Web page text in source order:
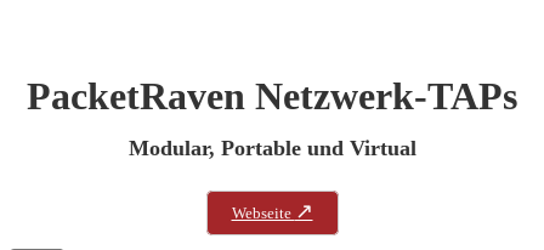
PacketRaven Netzwerk-TAPs
Modular, Portable und Virtual
Webseite ↗